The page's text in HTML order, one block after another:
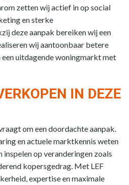
zetten wij actief in op social
en sterke
deze aanpak bereiken wij een
wij aantoonbaar betere
uitdagende woningmarkt met
IN DEZE
om een doordachte aanpak.
en actuele marktkennis weten
inspelen op veranderingen zoals
kopersgedrag. Met LEF
expertise en maximale